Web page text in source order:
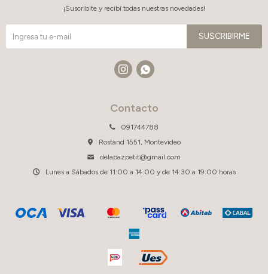
Contacto
091744788
Rostand 1551, Montevideo
delapazpetit@gmail.com
Lunes a Sábados de 11:00 a 14:00 y de 14:30 a 19:00 horas
¡Suscribite y recibí todas nuestras novedades!
SUSCRIBIRME
 